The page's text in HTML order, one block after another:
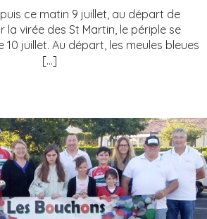
ce matin 9 juillet, au départ de
la virée des St Martin, le périple se
juillet. Au départ, les meules bleues
[…]